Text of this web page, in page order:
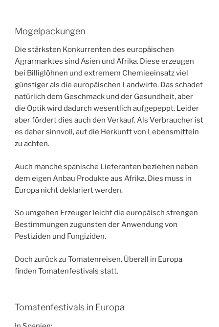
Mogelpackungen
Die stärksten Konkurrenten des europäischen
Agrarmarktes sind Asien und Afrika. Diese erzeugen
bei Billiglöhnen und extremem Chemieeinsatz viel
günstiger als die europäischen Landwirte. Das schadet
natürlich dem Geschmack und der Gesundheit, aber
die Optik wird dadurch wesentlich aufgepeppt. Leider
aber fördert dies auch den Verkauf. Als Verbraucher ist
es daher sinnvoll, auf die Herkunft von Lebensmitteln
zu achten.
Auch manche spanische Lieferanten beziehen neben
dem eigen Anbau Produkte aus Afrika. Dies muss in
Europa nicht deklariert werden.
So umgehen Erzeuger leicht die europäisch strengen
Bestimmungen zugunsten der Anwendung von
Pestiziden und Fungiziden.
Doch zurück zu Tomatenreisen. Überall in Europa
finden Tomatenfestivals statt.
Tomatenfestivals in Europa